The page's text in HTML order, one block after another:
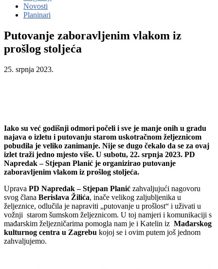
Novosti
Planinari
Putovanje zaboravljenim vlakom iz
prošlog stoljeća
25. srpnja 2023.
Iako su već godišnji odmori počeli i sve je manje onih u gradu
najava o izletu i putovanju starom uskotračnom željeznicom
pobudila je veliko zanimanje. Nije se dugo čekalo da se za ovaj
izlet traži jedno mjesto više. U subotu, 22. srpnja 2023. PD
Napredak – Stjepan Planić je organizirao putovanje
zaboravljenim vlakom iz prošlog stoljeća.
Uprava PD Napredak – Stjepan Planić zahvaljujući nagovoru
svog člana Berislava Žilića, inače velikog zaljubljenika u
željeznice, odlučila je napraviti „putovanje u prošlost“ i uživati u
vožnji starom šumskom željeznicom. U toj namjeri i komunikaciji s
mađarskim željezničarima pomogla nam je i Katelin iz Mađarskog
kulturnog centra u Zagrebu kojoj se i ovim putem još jednom
zahvaljujemo.